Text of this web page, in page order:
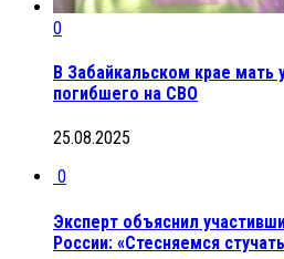
0
В Забайкальском крае мать
погибшего на СВО
25.08.2025
0
Эксперт объяснил
России: «Стесняемся